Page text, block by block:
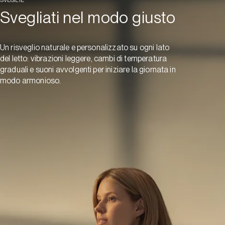
Svegliati nel modo giusto
Un risveglio naturale e personalizzato su ogni lato
del letto: vibrazioni leggere, cambi di temperatura
graduali e suoni avvolgenti per iniziare la giornata in
modo armonioso.